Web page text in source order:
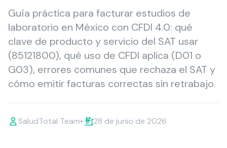
Guía práctica para facturar estudios de
laboratorio en México con CFDI 4.0: qué
clave de producto y servicio del SAT usar
(85121800), qué uso de CFDI aplica (D01 o
G03), errores comunes que rechaza el SAT y
cómo emitir facturas correctas sin retrabajo.
SaludTotal Team• 28 de junio de 2026